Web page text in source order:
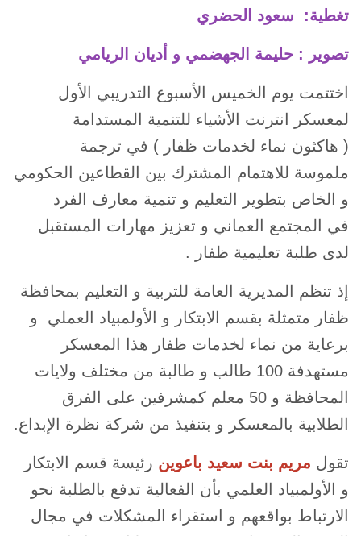
تغطية: سعود الحضري
تصوير : حليمة الجهضمي و أديان الريامي
اختتمت يوم الخميس الأسبوع التدريبي الأول
لمعسكر انترنت الأشياء للتنمية المستدامة
( هاكثون نماء لخدمات ظفار ) في ترجمة
ملموسة للاهتمام المشترك بين القطاعين الحكومي
و الخاص بتطوير التعليم و تنمية معارف الفرد
في المجتمع العماني و تعزيز مهارات المستقبل
لدى طلبة تعليمية ظفار .
إذ تنظم المديرية العامة للتربية و التعليم بمحافظة
ظفار متمثلة بقسم الابتكار و الأولمبياد العملي و
برعاية من نماء لخدمات ظفار هذا المعسكر
مستهدفة 100 طالب و طالبة من مختلف ولايات
المحافظة و 50 معلم كمشرفين على الفرق
الطلابية بالمعسكر و بتنفيذ من شركة نظرة الإبداع.
تقول مريم بنت سعيد باعوين رئيسة قسم الابتكار
و الأولمبياد العلمي بأن الفعالية تدفع بالطلبة نحو
الارتباط بواقعهم و استقراء المشكلات في مجال